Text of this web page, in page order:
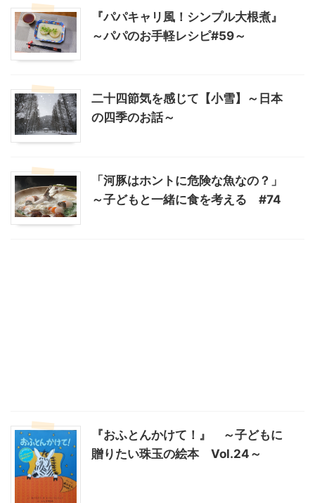
『パパキャリ風！シンプル大根煮』
～パパのお手軽レシピ#59～
二十四節気を感じて【小雪】～日本
の四季のお話～
「河豚はホントに危険な魚なの？」
～子どもと一緒に食を考える #74
『おふとんかけて！』 ～子どもに
贈りたい珠玉の絵本 Vol.24～